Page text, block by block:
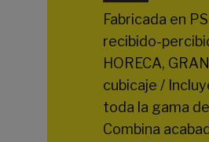
Fabricada en
recibido-
HORECA,
cubicaje /
toda la gama
Combina